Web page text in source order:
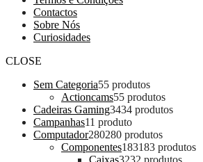
Contactos
Sobre Nós
Curiosidades
CLOSE
Sem Categoria55 produtos
Actioncams55 produtos
Cadeiras Gaming3434 produtos
Campanhas11 produto
Computador280280 produtos
Componentes183183 produtos
Caixas3232 produtos